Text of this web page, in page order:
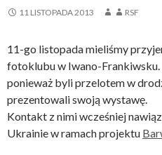
11 LISTOPADA 2013 RSF
11-go listopada mieliśmy
fotoklubu w Iwano-
ponieważ byli przelotem w
prezentowali swoją wystawę.
Kontakt z nimi wcześniej
Ukrainie w ramach projektu